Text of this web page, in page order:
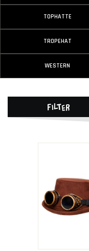
TOPHATTE
TROPEHAT
WESTERN
Filter